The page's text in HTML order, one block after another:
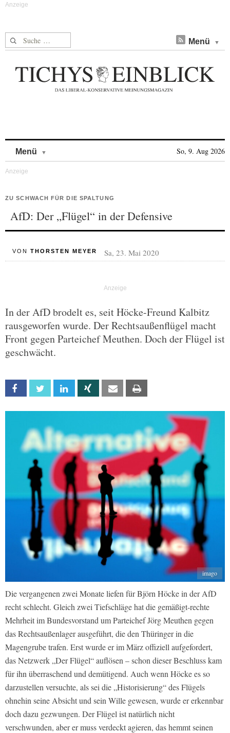
Suche nach: Menü
Menü So, 9. Aug 2026
ZU SCHWACH FÜR DIE SPALTUNG
AfD: Der „Flügel“ in der Defensive
VON THORSTEN MEYER Sa, 23. Mai 2020
In der AfD brodelt es, seit Höcke-Freund Kalbitz
rausgeworfen wurde. Der Rechtsaußenflügel macht
Front gegen Parteichef Meuthen. Doch der Flügel ist
geschwächt.
Facebook Twitter Linkedin Xing Email
imago
Die vergangenen zwei Monate liefen für Björn Höcke in der AfD
recht schlecht. Gleich zwei Tiefschläge hat die gemäßigt-rechte
Mehrheit im Bundesvorstand um Parteichef Jörg Meuthen gegen
das Rechtsaußenlager ausgeführt, die den Thüringer in die
Magengrube trafen. Erst wurde er im März offiziell aufgefordert,
das Netzwerk „Der Flügel“ auflösen – schon dieser Beschluss kam
für ihn überraschend und demütigend. Auch wenn Höcke es so
darzustellen versuchte, als sei die „Historisierung“ des Flügels
ohnehin seine Absicht und sein Wille gewesen, wurde er erkennbar
doch dazu gezwungen. Der Flügel ist natürlich nicht
verschwunden, aber er muss verdeckt agieren, das hemmt seinen